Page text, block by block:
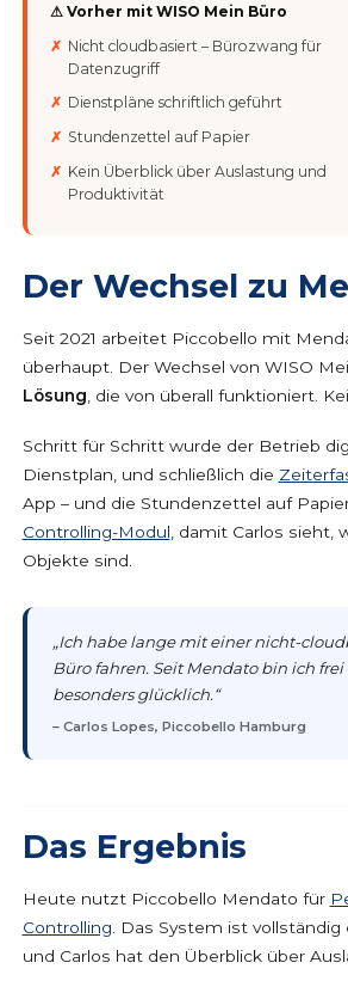
⚠ Vorher mit WISO Mein Büro
Nicht cloudbasiert – Bürozwang für
Datenzugriff
Dienstpläne schriftlich geführt
Stundenzettel auf Papier
Kein Überblick über Auslastung und
Produktivität
Der Wechsel zu
Seit 2021 arbeitet Piccobello mit
überhaupt. Der Wechsel von WISO
Lösung , die von überall funktioniert.
Schritt für Schritt wurde der Betrieb
Dienstplan, und schließlich die
App – und die Stundenzettel auf
Controlling-Modul , damit Carlos
Objekte sind.
„Ich habe lange mit einer nicht-
Büro fahren. Seit Mendato bin ich
besonders glücklich.“
– Carlos Lopes, Piccobello Hamburg
Das Ergebnis
Heute nutzt Piccobello Mendato für
Controlling . Das System ist
und Carlos hat den Überblick über